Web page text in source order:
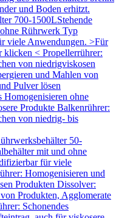
und Boden erhitzt.
700-1500LStehende
Rührwerk Typ
viele Anwendungen. >Für
klicken < Propellerrührer:
von niedrigviskosen
und Mahlen von
Pulver lösen
Homogenisieren ohne
Produkte Balkenrührer:
von niedrig- bis
50-
mit und ohne
für viele
Homogenisieren und
Produkten Dissolver:
Produkten, Agglomerate
Schonendes